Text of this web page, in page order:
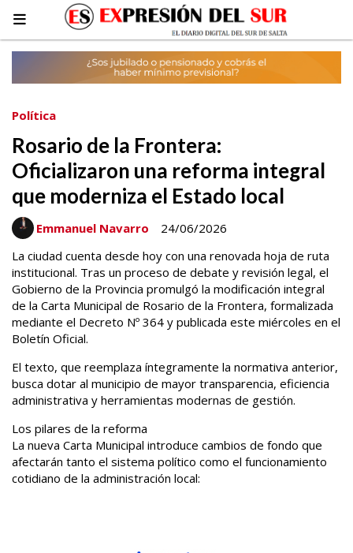
Rosario de la Frontera:
Oficializaron una reforma integral
que moderniza el Estado local
Política
24/06/2026
Emmanuel Navarro
La ciudad cuenta desde hoy con una renovada hoja de ruta
institucional. Tras un proceso de debate y revisión legal, el
Gobierno de la Provincia promulgó la modificación integral
de la Carta Municipal de Rosario de la Frontera, formalizada
mediante el Decreto Nº 364 y publicada este miércoles en el
Boletín Oficial.
El texto, que reemplaza íntegramente la normativa anterior,
busca dotar al municipio de mayor transparencia, eficiencia
administrativa y herramientas modernas de gestión.
Los pilares de la reforma
La nueva Carta Municipal introduce cambios de fondo que
afectarán tanto el sistema político como el funcionamiento
cotidiano de la administración local: